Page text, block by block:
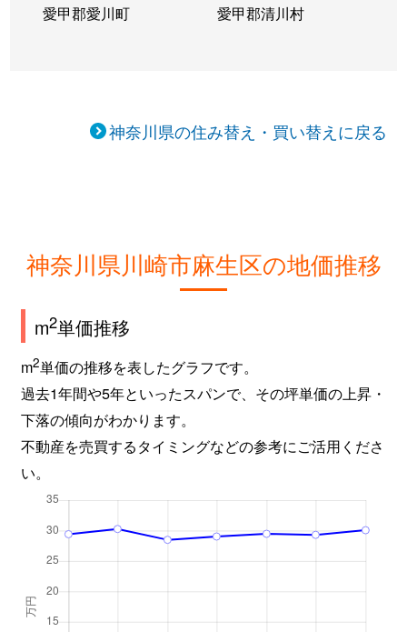
愛甲郡愛川町 愛甲郡清川村
神奈川県の住み替え・買い替えに戻る
神奈川県川崎市麻生区の地価推移
m2単価推移
m2単価の推移を表したグラフです。
過去1年間や5年といったスパンで、その坪単価の上昇・
下落の傾向がわかります。
不動産を売買するタイミングなどの参考にご活用くださ
い。